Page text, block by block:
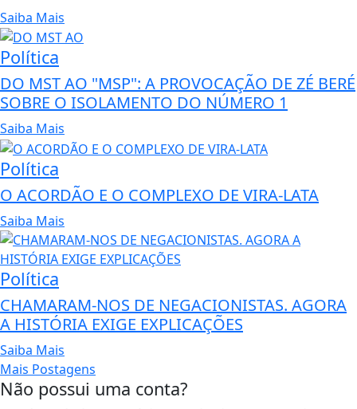
Saiba Mais
Política
DO MST AO "MSP": A PROVOCAÇÃO DE ZÉ BERÉ
SOBRE O ISOLAMENTO DO NÚMERO 1
Saiba Mais
Política
O ACORDÃO E O COMPLEXO DE VIRA-LATA
Saiba Mais
Política
CHAMARAM-NOS DE NEGACIONISTAS. AGORA
A HISTÓRIA EXIGE EXPLICAÇÕES
Saiba Mais
Mais Postagens
Não possui uma conta?